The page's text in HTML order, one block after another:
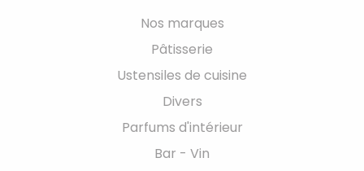
Nos marques
Pâtisserie
Ustensiles de cuisine
Divers
Parfums d'intérieur
Bar - Vin